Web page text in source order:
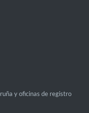
y oficinas de registro